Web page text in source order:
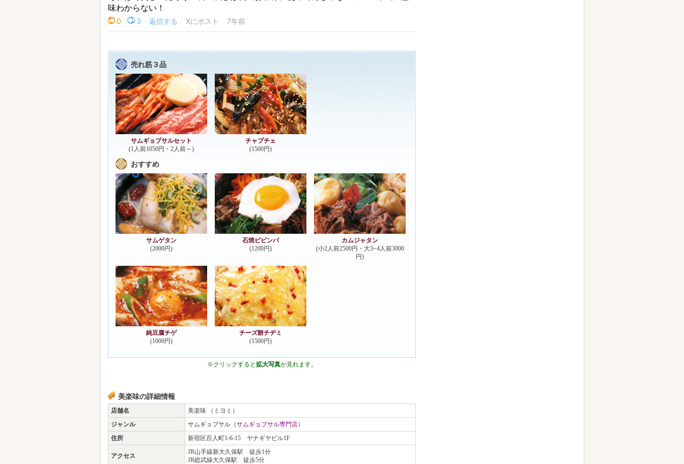
売れ筋３品
サムギョプサルセット
(1人前1050円・2人前～)
チャプチェ
(1500円)
おすすめ
サムゲタン
(2000円)
石焼ビビンバ
(1200円)
カムジャタン
(小2人前2500円・大3~4人前3000
円)
純豆腐チゲ
(1000円)
チーズ餅チヂミ
(1500円)
※クリックすると拡大写真が見れます。
美楽味の詳細情報
店舗名
美楽味 （ミヨミ）
ジャンル
サムギョプサル（サムギョプサル専門店）
住所
新宿区百人町1-6-15 ヤナギヤビル1F
アクセス
JR山手線新大久保駅 徒歩1分
JR総武線大久保駅 徒歩5分